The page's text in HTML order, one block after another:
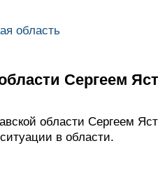
область
Сергеем
области Сергеем
в области.